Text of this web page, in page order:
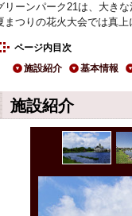
リーンパーク21は、大き
まつりの花火大会では真
ページ内目次
施設紹介 基本情報
施設紹介